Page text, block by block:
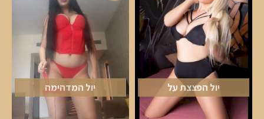
יול הפצצת על יול המדהימה